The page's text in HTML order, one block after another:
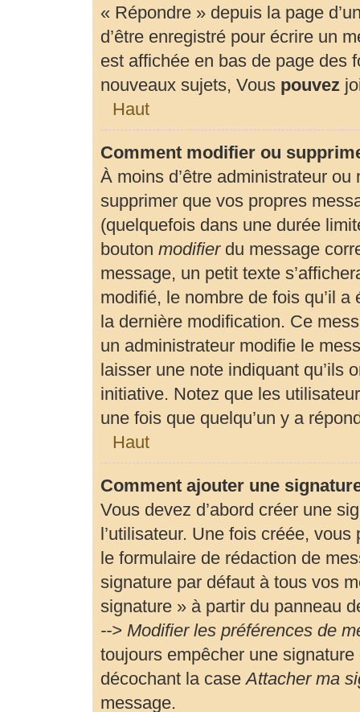
« Répondre » depuis la page
d’être enregistré pour écrire un
est affichée en bas de page des
nouveaux sujets, Vous pouvez
Haut
Comment modifier ou
À moins d’être administrateur
supprimer que vos propres
(quelquefois dans une durée
bouton modifierdu message
message, un petit texte
modifié, le nombre de fois qu’il
la dernière modification. Ce
un administrateur modifie le
laisser une note indiquant qu’ils
initiative. Notez que les
une fois que quelqu’un y a
Haut
Comment ajouter une
Vous devez d’abord créer une
l’utilisateur. Une fois créée,
le formulaire de rédaction de
signature par défaut à tous vos
signature » à partir du panneau
--> Modifier les préférences de
toujours empêcher une
décochant la caseAttacher ma
message.